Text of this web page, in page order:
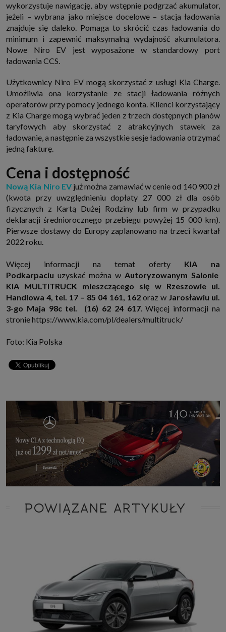
wykorzystuje nawigację, aby wstępnie podgrzać akumulator,
jeżeli – wybrana jako miejsce docelowe – stacja ładowania
znajduje się daleko. Pomaga to skrócić czas ładowania do
minimum i zapewnić maksymalną wydajność akumulatora.
Nowe Niro EV jest wyposażone w standardowy port
ładowania CCS.
Użytkownicy Niro EV mogą skorzystać z usługi Kia Charge.
Umożliwia ona korzystanie ze stacji ładowania różnych
operatorów przy pomocy jednego konta. Klienci korzystający
z Kia Charge mogą wybrać jeden z trzech dostępnych planów
taryfowych aby skorzystać z atrakcyjnych stawek za
ładowanie, a następnie za wszystkie sesje ładowania otrzymać
jedną fakturę.
Cena i dostępność
Nową Kia Niro EVjuż można zamawiać w cenie od 140 900 zł
(kwota przy uwzględnieniu dopłaty 27 000 zł dla osób
fizycznych z Kartą Dużej Rodziny lub firm w przypadku
deklaracji średniorocznego przebiegu powyżej 15 000 km).
Pierwsze dostawy do Europy zaplanowano na trzeci kwartał
2022 roku.
Więcej informacji na temat oferty KIA na
Podkarpaciu uzyskać można w Autoryzowanym Salonie
KIA MULTITRUCK mieszczącego się w Rzeszowie ul.
Handlowa 4, tel. 17 – 85 04 161, 162oraz w Jarosławiu ul.
3-go Maja 98c tel. (16) 62 24 617. Więcej informacji na
stronie https://www.kia.com/pl/dealers/multitruck/
Foto: Kia Polska
POWIĄZANE ARTYKUŁY